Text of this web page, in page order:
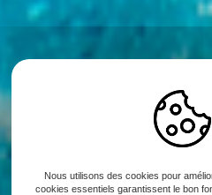
Nous utilisons des cookies pour
cookies essentiels garantissent le bon